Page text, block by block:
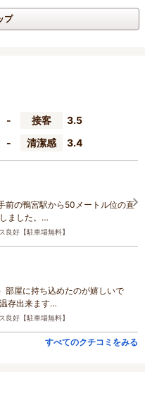
プ
- 接客
3.5
- 清潔感 3.4
前の鴨宮駅から50メートル位の直
ました。…
良好【駐車場無料】
部屋に持ち込めたのが嬉しいで
存出来ます…
良好【駐車場無料】
すべてのクチコミをみる